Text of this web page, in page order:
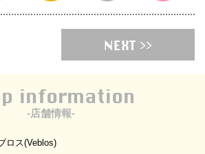
NEXT >>
information
-店舗情報-
ロス(Veblos)